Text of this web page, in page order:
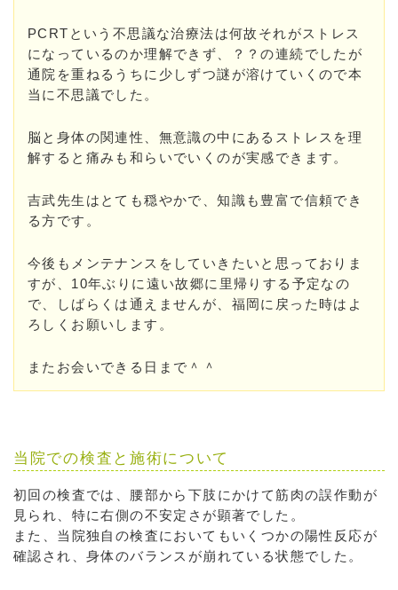
PCRTという不思議な治療法は何故それがストレス
になっているのか理解できず、？？の連続でしたが
通院を重ねるうちに少しずつ謎が溶けていくので本
当に不思議でした。
脳と身体の関連性、無意識の中にあるストレスを理
解すると痛みも和らいでいくのが実感できます。
吉武先生はとても穏やかで、知識も豊富で信頼でき
る方です。
今後もメンテナンスをしていきたいと思っておりま
すが、10年ぶりに遠い故郷に里帰りする予定なの
で、しばらくは通えませんが、福岡に戻った時はよ
ろしくお願いします。
またお会いできる日まで＾＾
当院での検査と施術について
初回の検査では、腰部から下肢にかけて筋肉の誤作動が
見られ、特に右側の不安定さが顕著でした。
また、当院独自の検査においてもいくつかの陽性反応が
確認され、身体のバランスが崩れている状態でした。